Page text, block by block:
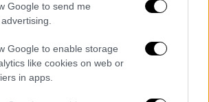
Google to send me
Google to enable storage
like cookies on web or
in apps.
γιατί ο Τόλης ήταν και πολύ
περίεργο παιδί. Θα μπορούσε
να τον έχει πειράξει κάτι
Του είχα πει να μου
για ν' απολογηθώ, να ξέρω